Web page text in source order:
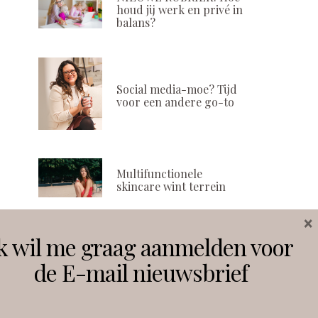
houd jij werk en privé in
balans?
Social media-moe? Tijd
voor een andere go-to
Multifunctionele
skincare wint terrein
Volg ons
wil me graag aanmelden voor
de E-mail nieuwsbrief
×